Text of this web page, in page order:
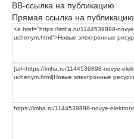
BB-ссылка на публикацию
Прямая ссылка на публикацию